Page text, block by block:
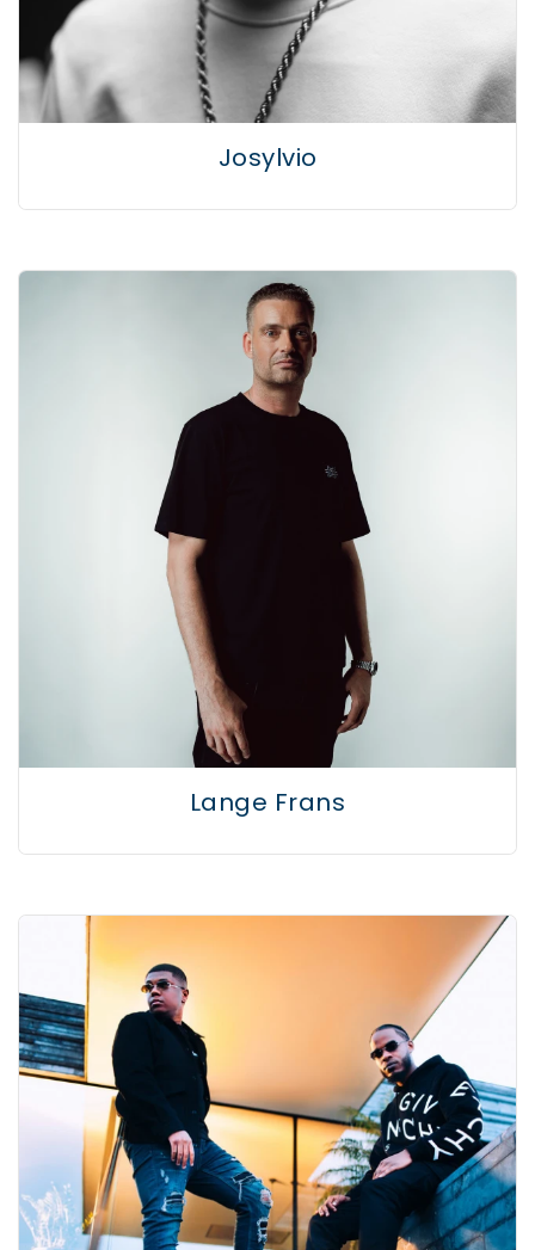
Josylvio
Lange Frans